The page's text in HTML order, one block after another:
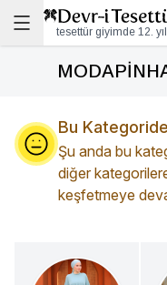
tesettür giyimde 12. yıl
Bu
Şu anda bu
diğer
keşfetmeye